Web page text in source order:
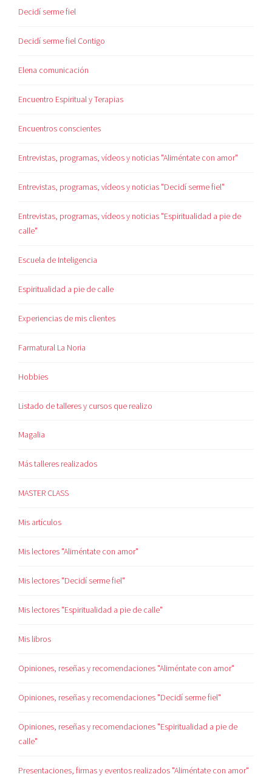
Decidí serme fiel
Decidí serme fiel Contigo
Elena comunicación
Encuentro Espiritual y Terapias
Encuentros conscientes
Entrevistas, programas, vídeos y noticias "Aliméntate con amor"
Entrevistas, programas, vídeos y noticias "Decidí serme fiel"
Entrevistas, programas, vídeos y noticias "Espiritualidad a pie de
calle"
Escuela de Inteligencia
Espiritualidad a pie de calle
Experiencias de mis clientes
Farmatural La Noria
Hobbies
Listado de talleres y cursos que realizo
Magalia
Más talleres realizados
MASTER CLASS
Mis artículos
Mis lectores "Aliméntate con amor"
Mis lectores "Decidí serme fiel"
Mis lectores "Espiritualidad a pie de calle"
Mis libros
Opiniones, reseñas y recomendaciones "Aliméntate con amor"
Opiniones, reseñas y recomendaciones "Decidí serme fiel"
Opiniones, reseñas y recomendaciones "Espiritualidad a pie de
calle"
Presentaciones, firmas y eventos realizados "Aliméntate con amor"